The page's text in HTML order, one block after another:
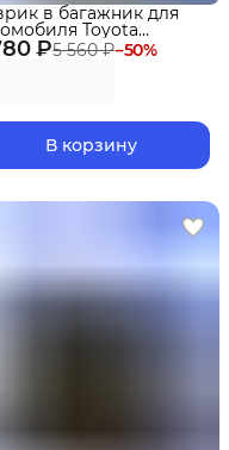
₽5 560 ₽−50%
в багажник для
Toyota
IV (XU70)(2019-
разлож.3 ряд.EVA 3D
В корзину